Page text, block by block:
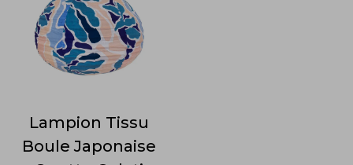
Lampion Tissu
Boule Japonaise